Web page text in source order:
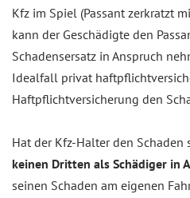
Kfz im Spiel (Passant zerkratzt
kann der Geschädigte den
Schadensersatz in Anspruch
Idealfall privat
Haftpflichtversicherung den
Hat der Kfz-Halter den Schaden
keinen Dritten als Schädiger in
seinen Schaden am eigenen